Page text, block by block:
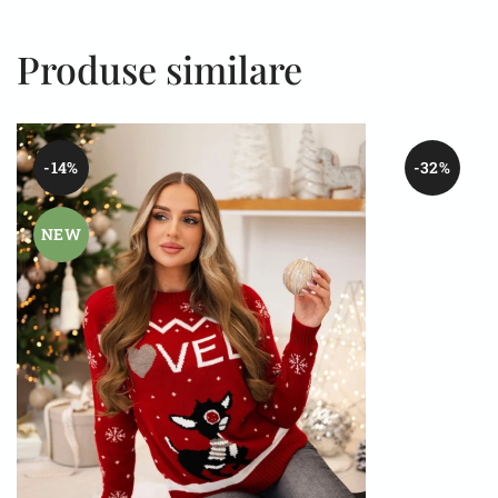
Produse similare
-14%
NEW
-32%